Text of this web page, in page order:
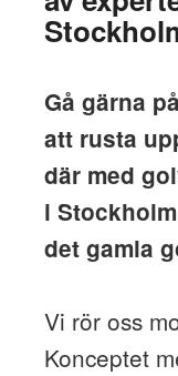
Gå gärna
att rusta
där med
i
det gamla
Vi rör oss
Konceptet